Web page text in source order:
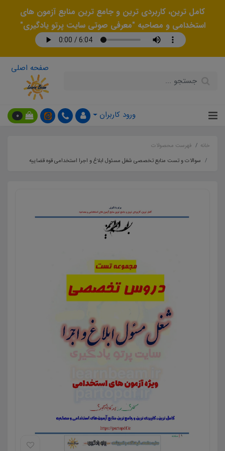
کامل ترین، کاربردی ترین و جامع ترین منابع آزمون های
استخدامی و مصاحبه "معرفی صوتی سایت پرتو یادگیری"
صفحه اصلی
ورود کاربران 0
خانه
فهرست محصولات
سوالات و تست منابع تخصصی شغل مسئول ابلاغ و اجرا استخدامی قوه قضاییه